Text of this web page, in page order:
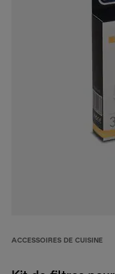
ACCESSOIRES DE CUISINE